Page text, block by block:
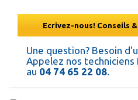
Ecrivez-nous! Conseils
Une question? Besoin
Appelez nos
au 04 74 65 22 08.